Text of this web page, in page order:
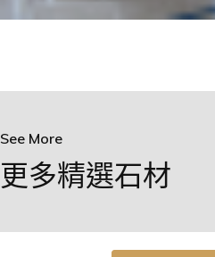
See More
更多精選石材